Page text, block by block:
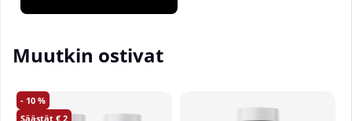
aamupalalle, lounaalle ja päivälliselle. Kapseli
otetaan juuri ennen ateriaa.
Annoksia purkkia:
Muutkin ostivat
10
2